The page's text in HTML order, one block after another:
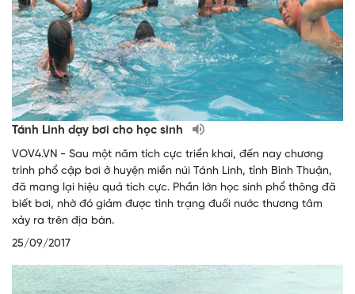
Tánh Linh dạy bơi cho học sinh
VOV4.VN - Sau một năm tích cực triển khai, đến nay chương
trình phổ cập bơi ở huyện miền núi Tánh Linh, tỉnh Bình Thuận,
đã mang lại hiệu quả tích cực. Phần lớn học sinh phổ thông đã
biết bơi, nhờ đó giảm được tình trạng đuối nước thương tâm
xảy ra trên địa bàn.
25/09/2017